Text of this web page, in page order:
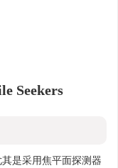
Seekers
是采用焦平面探测器